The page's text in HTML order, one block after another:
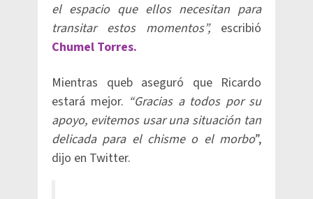
el espacio que ellos necesitan para
transitar estos momentos”,escribió
Chumel Torres.
Mientras queb aseguró que Ricardo
estará mejor. “Gracias a todos por su
apoyo, evitemos usar una situación tan
delicada para el chisme o el morbo”,
dijo en Twitter.